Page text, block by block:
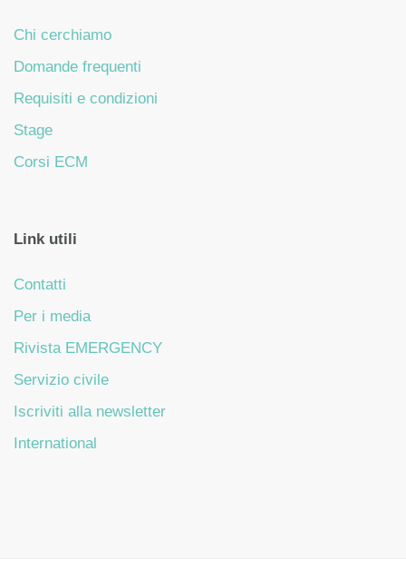
Chi cerchiamo
Domande frequenti
Requisiti e condizioni
Stage
Corsi ECM
Link utili
Contatti
Per i media
Rivista EMERGENCY
Servizio civile
Iscriviti alla newsletter
International